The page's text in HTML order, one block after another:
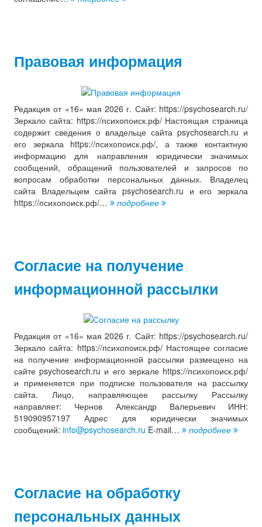
Правовая информация
Редакция от «16» мая 2026 г. Сайт: https://psychosearch.ru/
Зеркало сайта: https://психопоиск.рф/ Настоящая страница
содержит сведения о владельце сайта psychosearch.ru и
его зеркала https://психопоиск.рф/, а также контактную
информацию для направления юридически значимых
сообщений, обращений пользователей и запросов по
вопросам обработки персональных данных. Владелец
сайта Владельцем сайта psychosearch.ru и его зеркала
https://психопоиск.рф/…
подробнее
Согласие на получение
информационной рассылки
Редакция от «16» мая 2026 г. Сайт: https://psychosearch.ru/
Зеркало сайта: https://психопоиск.рф/ Настоящее согласие
на получение информационной рассылки размещено на
сайте psychosearch.ru и его зеркале https://психопоиск.рф/
и применяется при подписке пользователя на рассылку
сайта. Лицо, направляющее рассылку Рассылку
направляет: Чернов Александр Валерьевич ИНН:
519090957197 Адрес для юридически значимых
сообщений: info@psychosearch.ru E-mail… подробнее
Согласие на обработку
персональных данных